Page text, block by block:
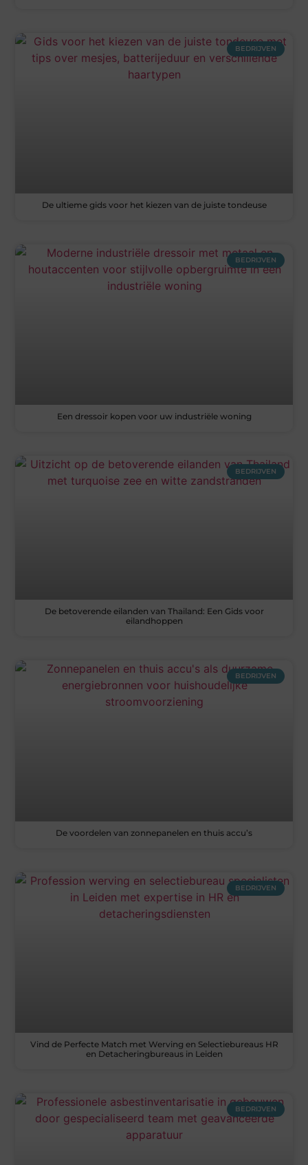
BEDRIJVEN
De ultieme gids voor het kiezen van de juiste tondeuse
BEDRIJVEN
Een dressoir kopen voor uw industriële woning
BEDRIJVEN
De betoverende eilanden van Thailand: Een Gids voor
eilandhoppen
BEDRIJVEN
De voordelen van zonnepanelen en thuis accu’s
BEDRIJVEN
Vind de Perfecte Match met Werving en Selectiebureaus HR
en Detacheringbureaus in Leiden
BEDRIJVEN